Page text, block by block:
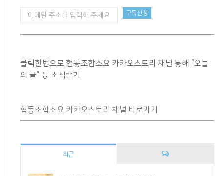
클릭한번으로 협동조합소요 카카오스토리 채널 통해 “오늘
의 글” 등 소식받기
협동조합소요 카카오스토리 채널 바로가기
최근